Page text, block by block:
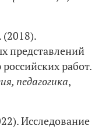
представлений
работ.
педагогика,
Исследование